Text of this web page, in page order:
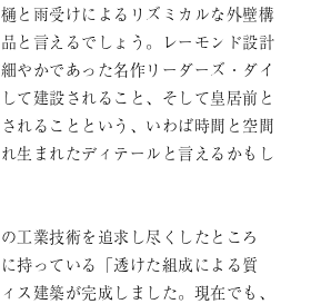
と雨受けによるリズミカルな外壁構
と言えるでしょう。レーモンド設計
やかであった名作リーダーズ・ダイ
て建設されること、そして皇居前と
れることという、いわば時間と空間
生まれたディテールと言えるかもし
工業技術を追求し尽くしたところ
持っている「透けた組成による質
ス建築が完成しました。現在でも、